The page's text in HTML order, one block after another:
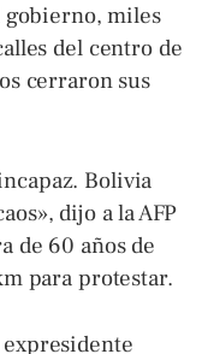
gobierno, miles
del centro de
cerraron sus
Bolivia
dijo a la AFP
de 60 años de
para protestar.